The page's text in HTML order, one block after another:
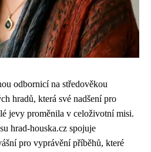
odbornicí na středověkou
hradů, která své nadšení pro
jevy proměnila v celoživotní misi.
hrad-houska.cz spojuje
pro vyprávění příběhů, které